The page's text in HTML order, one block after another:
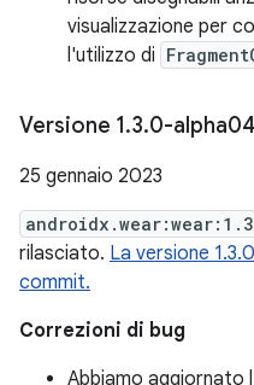
visualizzazione per
l'utilizzo di
Versione 1.3.0-alpha04
25 gennaio 2023
rilasciato. La versione
commit.
Correzioni di bug
Abbiamo aggiornato